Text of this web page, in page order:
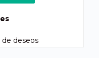
de deseos